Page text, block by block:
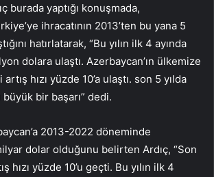
burada yaptığı konuşmada,
ihracatının 2013’ten bu yana 5
hatırlatarak, “Bu yılın ilk 4 ayında
dolara ulaştı. Azerbaycan’ın ülkemize
hızı yüzde 10’a ulaştı. son 5 yılda
bir başarı” dedi.
2013-2022 döneminde
dolar olduğunu belirten Ardıç, “Son
hızı yüzde 10’u geçti. Bu yılın ilk 4